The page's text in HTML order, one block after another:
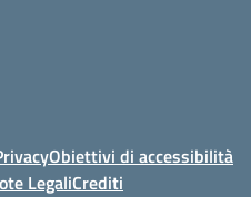
Obiettivi di accessibilità
LegaliCrediti